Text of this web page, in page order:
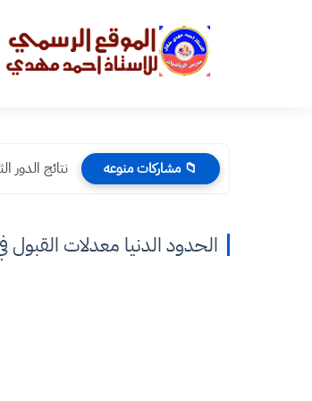
📁 مشاركات منوعه نتائج الدور الثاني 2025 ثالث متوسط
الحدود الدنيا معدلات القبول